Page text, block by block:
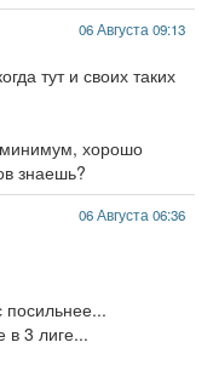
06 Августа 09:13
тут и своих таких
минимум, хорошо
знаешь?
06 Августа 06:36
посильнее...
в 3 лиге...